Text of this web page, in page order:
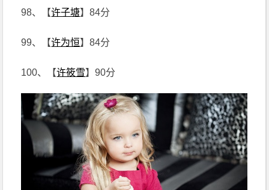
98、【许子塘】84分
99、【许为恒】84分
100、【许筱雪】90分